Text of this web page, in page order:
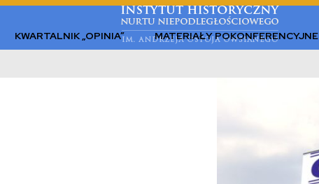
KWARTALNIK „OPINIA” MATERIAŁY POKONFERENCYJNE